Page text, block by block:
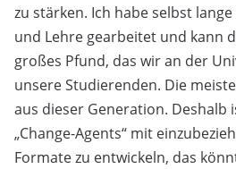
zu stärken. Ich habe selbst
und Lehre gearbeitet und kann
großes Pfund, das wir an der
unsere Studierenden. Die
aus dieser Generation. Deshalb
„Change-Agents“ mit
Formate zu entwickeln, das